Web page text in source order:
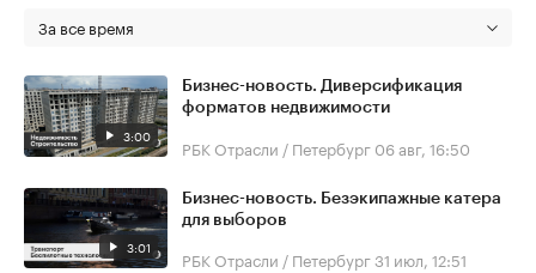
За все время
3:00
Бизнес-новость. Диверсификация
форматов недвижимости
РБК Отрасли / Петербург 06 авг, 16:50
3:01
Бизнес-новость. Безэкипажные катера
для выборов
РБК Отрасли / Петербург31 июл, 12:51